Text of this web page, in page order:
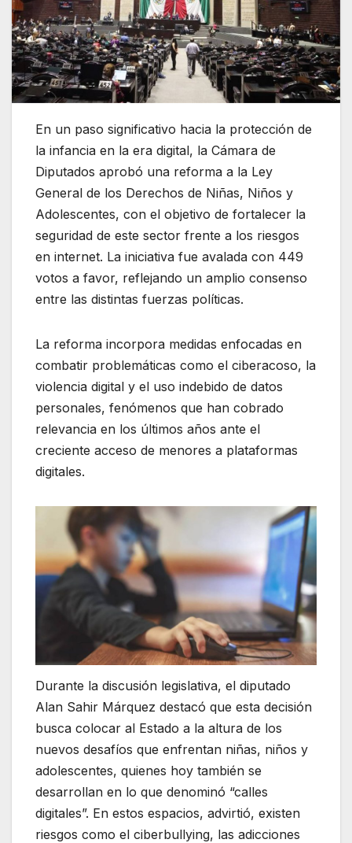
En un paso significativo hacia la protección de
la infancia en la era digital, la Cámara de
Diputados aprobó una reforma a la Ley
General de los Derechos de Niñas, Niños y
Adolescentes, con el objetivo de fortalecer la
seguridad de este sector frente a los riesgos
en internet. La iniciativa fue avalada con 449
votos a favor, reflejando un amplio consenso
entre las distintas fuerzas políticas.
La reforma incorpora medidas enfocadas en
combatir problemáticas como el ciberacoso, la
violencia digital y el uso indebido de datos
personales, fenómenos que han cobrado
relevancia en los últimos años ante el
creciente acceso de menores a plataformas
digitales.
Durante la discusión legislativa, el diputado
Alan Sahir Márquez destacó que esta decisión
busca colocar al Estado a la altura de los
nuevos desafíos que enfrentan niñas, niños y
adolescentes, quienes hoy también se
desarrollan en lo que denominó “calles
digitales”. En estos espacios, advirtió, existen
riesgos como el ciberbullying, las adicciones